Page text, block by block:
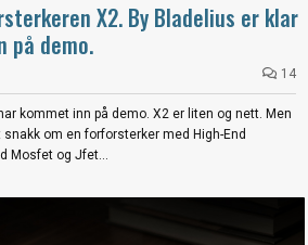
X2. By Bladelius er klar
på demo.
14
kommet inn på demo. X2 er liten og nett. Men
snakk om en forforsterker med High-End
Mosfet og Jfet...